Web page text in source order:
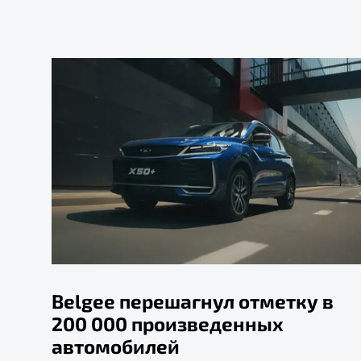
Belgee перешагнул отметку в
200 000 произведенных
автомобилей